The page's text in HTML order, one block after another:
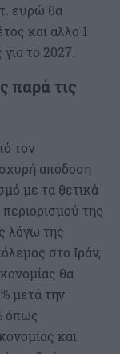
ευρώ θα
και άλλο 1
το 2027.
παρά τις
τον
απόδοση
με τα θετικά
της
λόγω της
στο Ιράν,
θα
μετά την
όπως
και